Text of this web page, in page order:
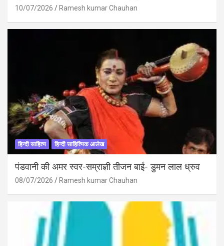
10/07/2026 Ramesh kumar Chauhan
हिन्दी साहित्य हिन्दी साहित्यिक आलेख
पंडवानी की अमर स्वर-सम्राज्ञी तीजन बाई- डुमन लाल ध्रुव
08/07/2026 Ramesh kumar Chauhan